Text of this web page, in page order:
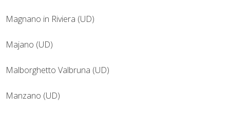
Magnano in Riviera (UD)
Majano (UD)
Malborghetto Valbruna (UD)
Manzano (UD)